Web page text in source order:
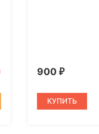
900 ₽
КУПИТЬ